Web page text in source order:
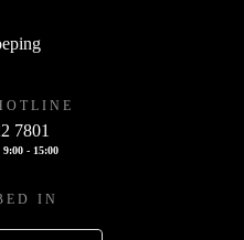
7801
9:00 - 15:00
IN